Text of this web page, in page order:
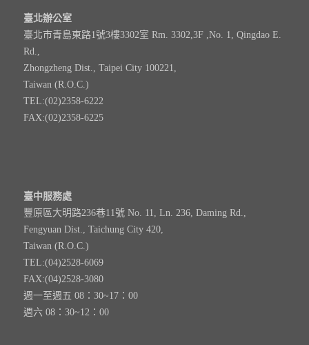
臺北辦公室
臺北市青島東路1號3樓3302室 Rm. 3302,3F ,No. 1, Qingdao E.
Rd.,
Zhongzheng Dist., Taipei City 100221,
Taiwan (R.O.C.)
TEL:(02)2358-6222
FAX:(02)2358-6225
臺中服務處
豐原區大明路236巷11號 No. 11, Ln. 236, Daming Rd.,
Fengyuan Dist., Taichung City 420,
Taiwan (R.O.C.)
TEL:(04)2528-6069
FAX:(04)2528-3080
週一至週五 08：30~17：00
週六 08：30~12：00